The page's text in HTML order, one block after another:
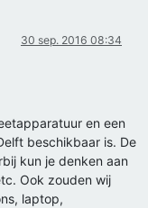
30 sep. 2016 08:34
en een
beschikbaar is. De
kun je denken aan
Ook zouden wij
laptop,